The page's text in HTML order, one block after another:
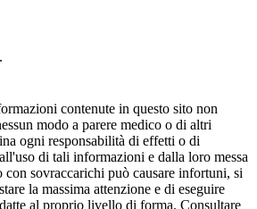
contenute in questo sito non
modo a parere medico o di altri
ogni responsabilità di effetti o di
di tali informazioni e dalla loro messa
sovraccarichi può causare infortuni, si
la massima attenzione e di eseguire
al proprio livello di forma. Consultare